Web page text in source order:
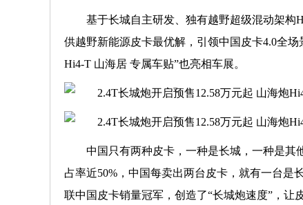
基于长城自主研发、独有越野超级混动架构
供越野新能源皮卡最优解，引领中国皮卡4.0全
Hi4-T 山海居 专属车贴”也亮相车展。
中国只有两种皮卡，一种是长城，一种是其
占率近50%，中国每卖出两台皮卡，就有一台是
联中国皮卡销量冠军，创造了“长城炮速度”，让